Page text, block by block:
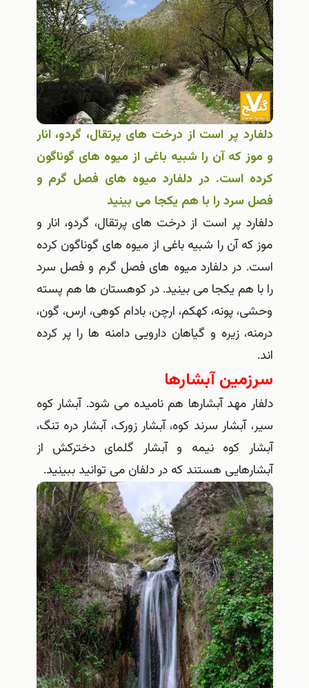
دلفارد پر است از درخت های پرتقال، گردو، انار
و موز که آن را شبیه باغی از میوه های گوناگون
کرده است. در دلفارد میوه های فصل گرم و
فصل سرد را با هم یکجا می بینید
دلفارد پر است از درخت های پرتقال، گردو، انار و
موز که آن را شبیه باغی از میوه های گوناگون کرده
است. در دلفارد میوه های فصل گرم و فصل سرد
را با هم یکجا می بینید. در کوهستان ها هم پسته
وحشی، پونه، کهکم، ارچن، بادام کوهی، ارس، گون،
درمنه، زیره و گیاهان دارویی دامنه ها را پر کرده
اند.
سرزمین آبشارها
دلفار مهد آبشارها هم نامیده می شود. آبشار کوه
سیر، آبشار سرند کوه، آبشار زورک، آبشار دره تنگ،
آبشار کوه نیمه و آبشار گلمای دخترکش از
آبشارهایی هستند که در دلفان می توانید ببینید.